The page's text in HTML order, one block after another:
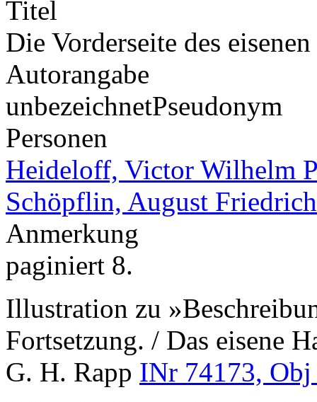
Titel
Die Vorderseite des eisenen
Autorangabe
unbezeichnetPseudonym
Personen
Heideloff, Victor Wilhelm
Schöpflin, August Friedrich
Anmerkung
paginiert 8.
Illustration zu
Fortsetzung. / Das eisene
G. H. Rapp INr 74173, Obj